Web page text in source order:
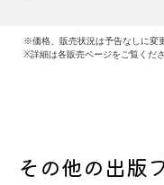
※価格、販売状況は予告なしに変
※詳細は各販売ページをご覧くださ
その他の出版